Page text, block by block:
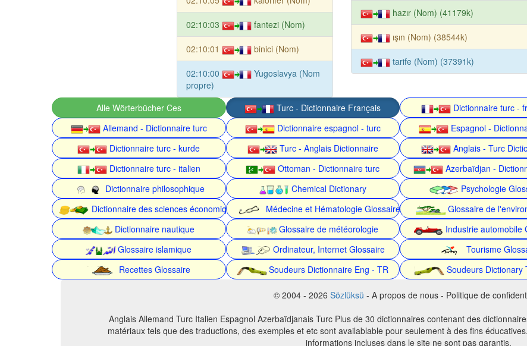
02:10:03 fantezi (Nom)
02:10:01 binici (Nom)
02:10:00
Yugoslavya (Nom
propre)
hazır (Nom) (41179k)
ışın (Nom) (38544k)
tarife (Nom) (37391k)
Alle Wörterbücher Ces Turc - Dictionnaire Français Dictionnaire turc -
Allemand - Dictionnaire turc
Dictionnaire espagnol - turc Espagnol -
Dictionnaire turc - kurde
Turc - Anglais Dictionnaire Anglais - Turc
Dictionnaire turc - italien
Ottoman - Dictionnaire turc Azerbaïdjan -
Dictionnaire philosophique
Chemical Dictionary Psychologie
Dictionnaire des sciences économiques
Médecine et Hématologie Glossaire Glossaire de
Dictionnaire nautique
Glossaire de météorologie Industrie automobile
Glossaire islamique
Ordinateur, Internet Glossaire Tourisme
Recettes Glossaire
Soudeurs Dictionnaire Eng - TR Soudeurs Dictionary
© 2004 - 2026 Sözlüksü - A propos de nous - Politique de
Anglais Allemand Turc Italien Espagnol Azerbaïdjanais Turc Plus de 30 dictionnaires contenant des
matériaux tels que des traductions, des exemples et etc sont availablable pour seulement à des fins
informations incluses dans le site ne sont pas garantis.